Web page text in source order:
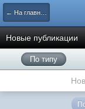
← На главную
Новые публикации
По типу